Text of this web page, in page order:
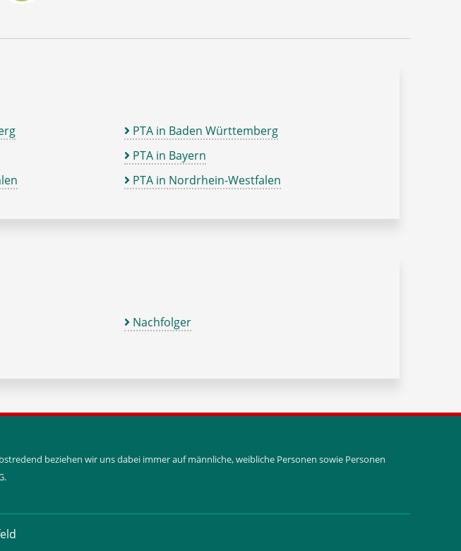
PTA in Baden Württemberg
PTA in Bayern
PTA in Nordrhein-Westfalen
Nachfolger
beziehen wir uns dabei immer auf männliche, weibliche Personen sowie Personen